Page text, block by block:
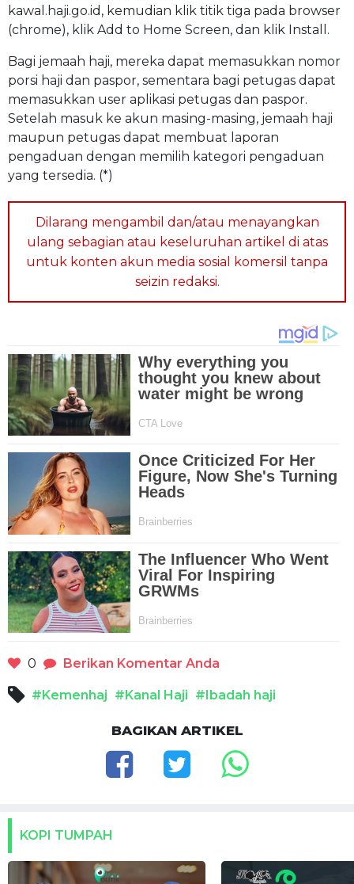
kawal.haji.go.id, kemudian klik titik tiga pada browser
(chrome), klik Add to Home Screen, dan klik Install.
Bagi jemaah haji, mereka dapat memasukkan nomor
porsi haji dan paspor, sementara bagi petugas dapat
memasukkan user aplikasi petugas dan paspor.
Setelah masuk ke akun masing-masing, jemaah haji
maupun petugas dapat membuat laporan
pengaduan dengan memilih kategori pengaduan
yang tersedia. (*)
Dilarang mengambil dan/atau menayangkan
ulang sebagian atau keseluruhan artikel di atas
untuk konten akun media sosial komersil tanpa
seizin redaksi.
0 Berikan Komentar Anda
#Kemenhaj #Kanal Haji #Ibadah haji
BAGIKAN ARTIKEL
KOPI TUMPAH